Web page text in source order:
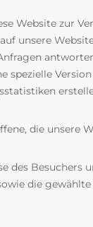
Website zur
unsere
spezielle
die unsere
des
die